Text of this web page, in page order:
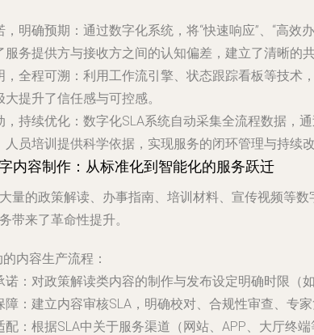
，明确预期 ：通过数字化系统，将“快速响应”、“高效
服务提供方与接收方之间的认知偏差，建立了清晰的共
，全程可溯 ：利用工作流引擎、状态跟踪看板等技
大提升了信任感与可控感。
，持续优化 ：数字化SLA系统自动采集全流程数据，
人员培训提供科学依据，实现服务的闭环管理与持续改
内容制作：从标准化到智能化的服务跃迁
量的政策解读、办事指南、培训材料、宣传视频等
带来了革命性提升。
的内容生产流程 ：
诺 ：对政策解读类内容的制作与发布设定明确时限（
障 ：建立内容审核SLA，明确校对、合规性审查、专
配 ：根据SLA中关于服务渠道（网站、APP、大厅终